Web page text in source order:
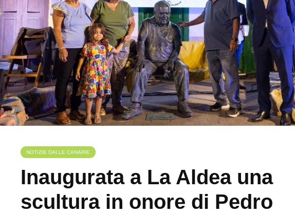
NOTIZIE DALLE CANARIE
Inaugurata a La Aldea una
scultura in onore di Pedro